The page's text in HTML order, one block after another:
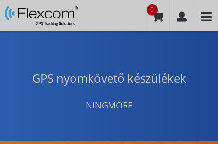
0
GPS nyomkövető készülékek
NINGMORE